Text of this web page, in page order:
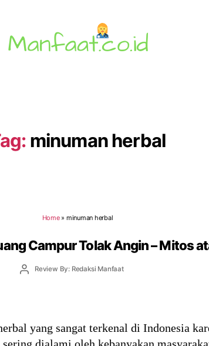
minuman herbal
Home» minuman herbal
Campur Tolak Angin – Mitos
PostReview By: Redaksi Manfaat
yang sangat terkenal di Indonesia